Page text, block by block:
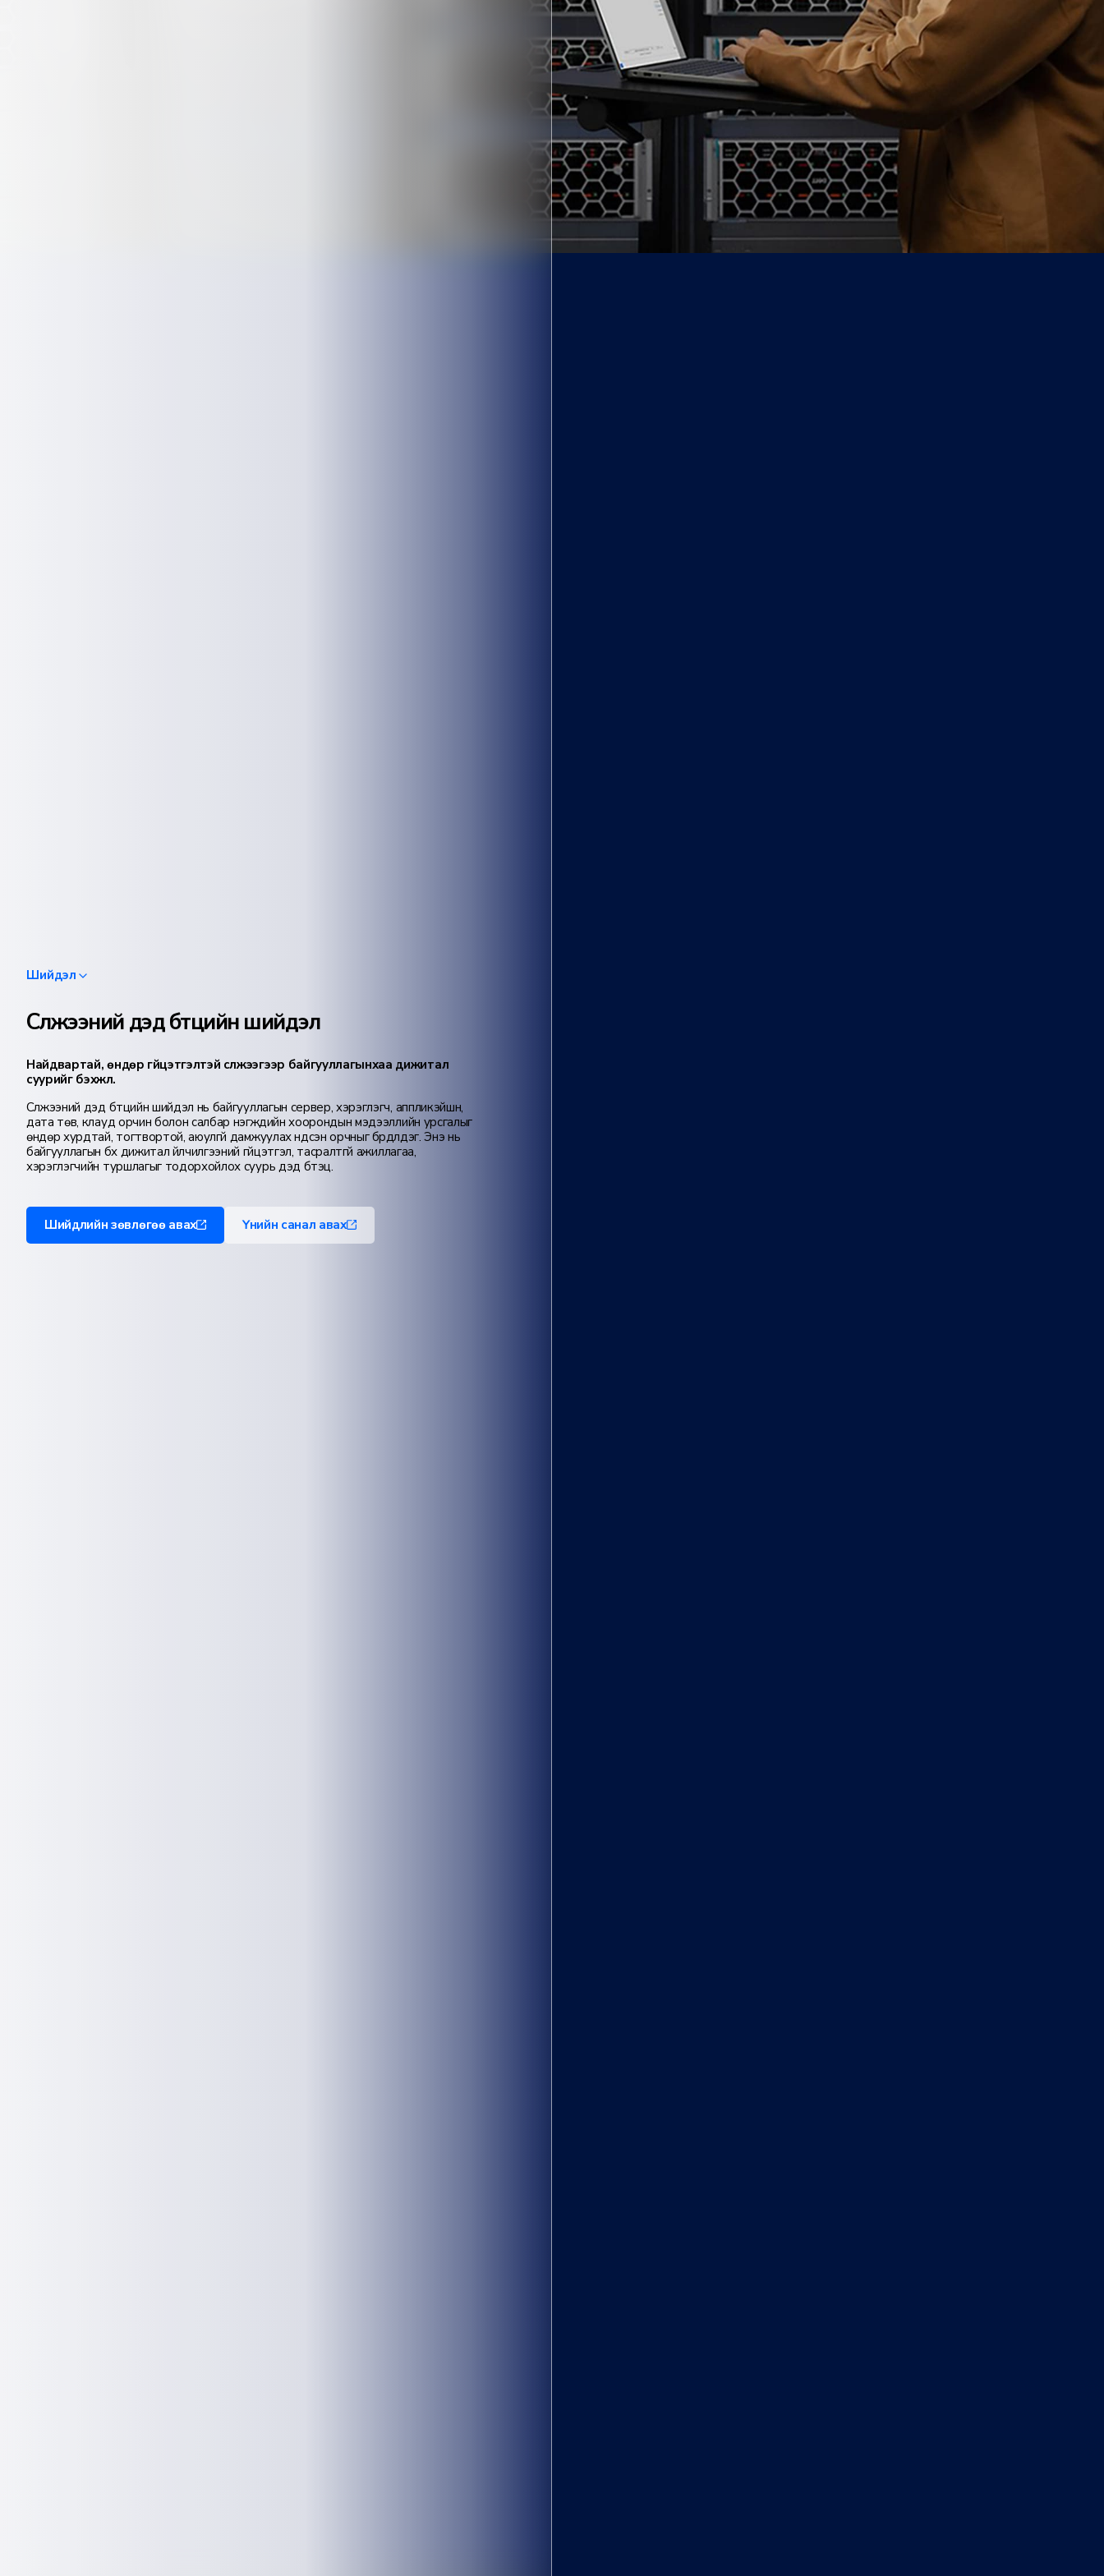
Шийдэл
Сүлжээний дэд бүтцийн шийдэл
Найдвартай, өндөр гүйцэтгэлтэй сүлжээгээр байгууллагынхаа дижитал
суурийг бэхжүүл.
Сүлжээний дэд бүтцийн шийдэл нь байгууллагын сервер, хэрэглэгч, аппликэйшн,
дата төв, клауд орчин болон салбар нэгжүүдийн хоорондын мэдээллийн урсгалыг
өндөр хурдтай, тогтвортой, аюулгүй дамжуулах үндсэн орчныг бүрдүүлдэг. Энэ нь
байгууллагын бүх дижитал үйлчилгээний гүйцэтгэл, тасралтгүй ажиллагаа,
хэрэглэгчийн туршлагыг тодорхойлох суурь дэд бүтэц.
Шийдлийн зөвлөгөө авах Үнийн санал авах